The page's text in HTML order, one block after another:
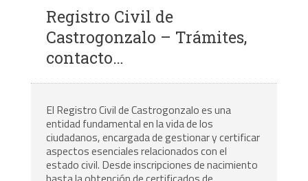
Registro Civil de
Castrogonzalo – Trámites,
contacto…
El Registro Civil de Castrogonzalo es una
entidad fundamental en la vida de los
ciudadanos, encargada de gestionar y certificar
aspectos esenciales relacionados con el
estado civil. Desde inscripciones de nacimiento